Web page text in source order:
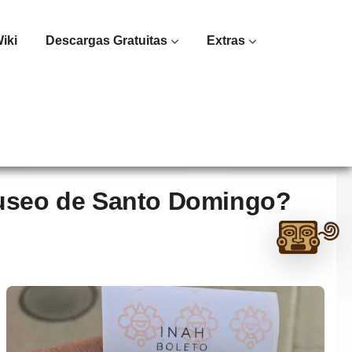
Ask
me
Talk
Monte
Descargas Gratuitas Extras
de Santo Domingo?